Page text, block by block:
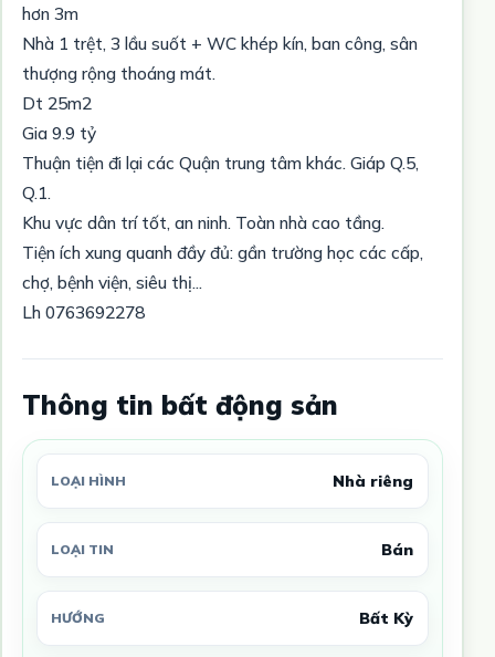
hơn 3m
Nhà 1 trệt, 3 lầu suốt + WC khép kín, ban công, sân
thượng rộng thoáng mát.
Dt 25m2
Gia 9.9 tỷ
Thuận tiện đi lại các Quận trung tâm khác. Giáp Q.5,
Q.1.
Khu vực dân trí tốt, an ninh. Toàn nhà cao tầng.
Tiện ích xung quanh đầy đủ: gần trường học các cấp,
chợ, bệnh viện, siêu thị...
Lh 0763692278
Thông tin bất động sản
LOẠI HÌNH Nhà riêng
LOẠI TIN Bán
HƯỚNG Bất Kỳ